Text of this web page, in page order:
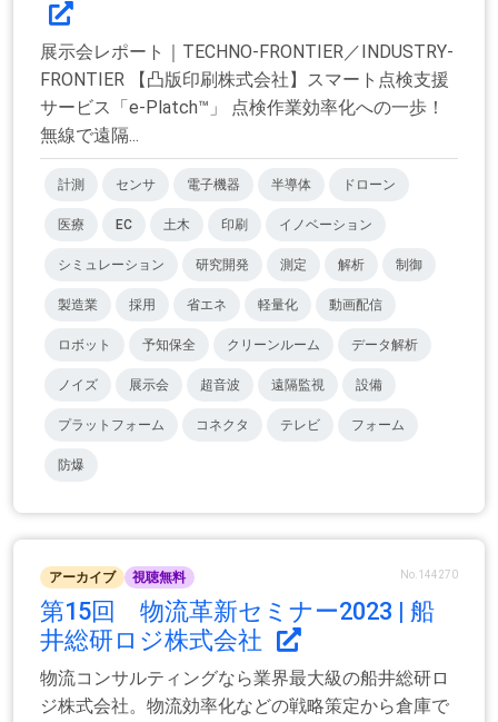
展示会レポート｜TECHNO-FRONTIER／INDUSTRY-
FRONTIER 【凸版印刷株式会社】スマート点検支援
サービス「e-Platch™」 点検作業効率化への一歩！
無線で遠隔...
計測 センサ 電子機器 半導体 ドローン
医療 EC 土木 印刷 イノベーション
シミュレーション 研究開発 測定 解析 制御
製造業 採用 省エネ 軽量化 動画配信
ロボット 予知保全 クリーンルーム データ解析
ノイズ 展示会 超音波 遠隔監視 設備
プラットフォーム コネクタ テレビ フォーム
防爆
アーカイブ 視聴無料 No.144270
第15回 物流革新セミナー2023 | 船
井総研ロジ株式会社
物流コンサルティングなら業界最大級の船井総研ロ
ジ株式会社。物流効率化などの戦略策定から倉庫で